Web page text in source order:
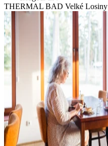
THERMAL BAD Velké Losiny